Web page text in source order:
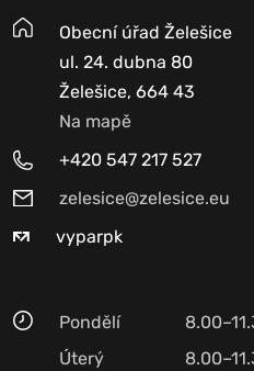
Obecní úřad Želešice
ul. 24. dubna 80
Želešice, 664 43
Na mapě
+420 547 217 527
zelesice@zelesice.eu
vyparpk
Pondělí
Úterý